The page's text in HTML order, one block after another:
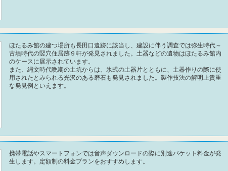
ほたるみ館の建つ場所も長田口遺跡に該当し、建設に伴う調査では弥生時代～
古墳時代の竪穴住居跡９軒が発見されました。土器などの遺物はほたるみ館内
のケースに展示されています。
また、縄文時代晩期の土坑からは、氷式の土器片とともに、土器作りの際に使
用されたとみられる光沢のある磨石も発見されました。製作技法の解明上貴重
な発見例といえます。
携帯電話やスマートフォンでは音声ダウンロードの際に別途パケット料金が発
生します。定額制の料金プランをおすすめします。